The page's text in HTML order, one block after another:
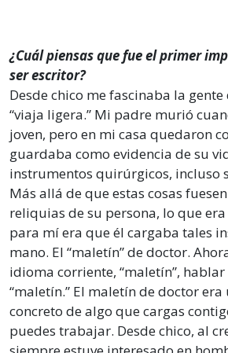
¿Cuál piensas que fue el primer
ser escritor?
Desde chico me fascinaba la
“viaja ligera.” Mi padre murió
joven, pero en mi casa quedaron
guardaba como evidencia de su
instrumentos quirúrgicos, incluso
Más allá de que estas cosas
reliquias de su persona, lo que
para mí era que él cargaba tales
mano. El “maletín” de doctor.
idioma corriente, “maletín”,
“maletín.” El maletín de doctor
concreto de algo que cargas
puedes trabajar. Desde chico, al